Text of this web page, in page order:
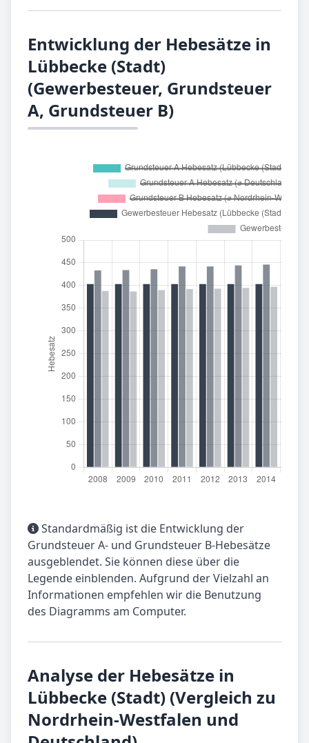
Entwicklung der Hebesätze in
Lübbecke (Stadt)
(Gewerbesteuer, Grundsteuer
A, Grundsteuer B)
Standardmäßig ist die Entwicklung der
Grundsteuer A- und Grundsteuer B-Hebesätze
ausgeblendet. Sie können diese über die
Legende einblenden. Aufgrund der Vielzahl an
Informationen empfehlen wir die Benutzung
des Diagramms am Computer.
Analyse der Hebesätze in
Lübbecke (Stadt) (Vergleich zu
Nordrhein-Westfalen und